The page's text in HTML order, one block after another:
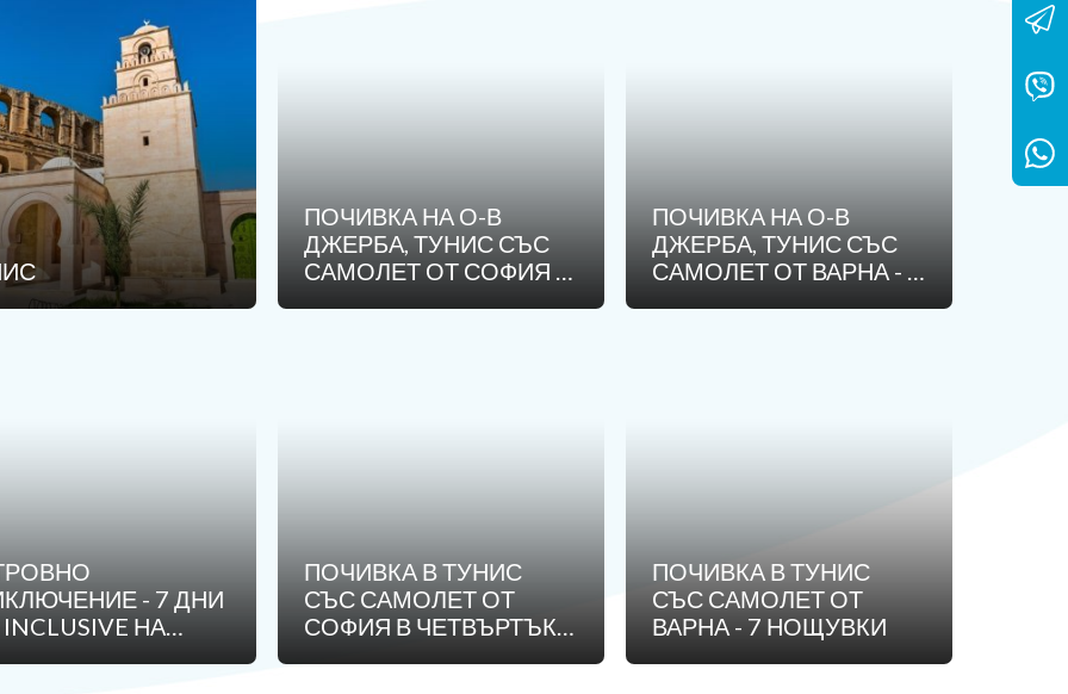
Лиценз
Общи условия
Контакти
ПОЧИВКА НА О-В
ДЖЕРБА, ТУНИС СЪС
САМОЛЕТ ОТ СОФИЯ В
ПОЧИВКА НА О-В
ДЖЕРБА, ТУНИС СЪС
САМОЛЕТ ОТ ВАРНА - 7
- 7 ДНИ
НА
ПОЧИВКА В ТУНИС
СЪС САМОЛЕТ ОТ
СОФИЯ В ЧЕТВЪРТЪК -
ПОЧИВКА В ТУНИС
СЪС САМОЛЕТ ОТ
ВАРНА - 7 НОЩУВКИ